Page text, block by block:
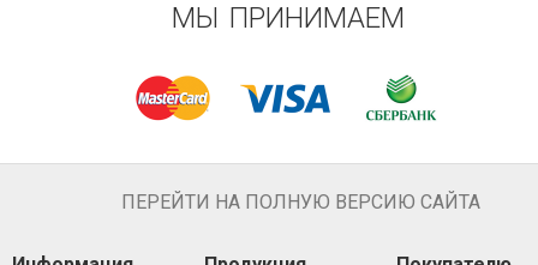
МЫ ПРИНИМАЕМ
ПЕРЕЙТИ НА ПОЛНУЮ ВЕРСИЮ САЙТА